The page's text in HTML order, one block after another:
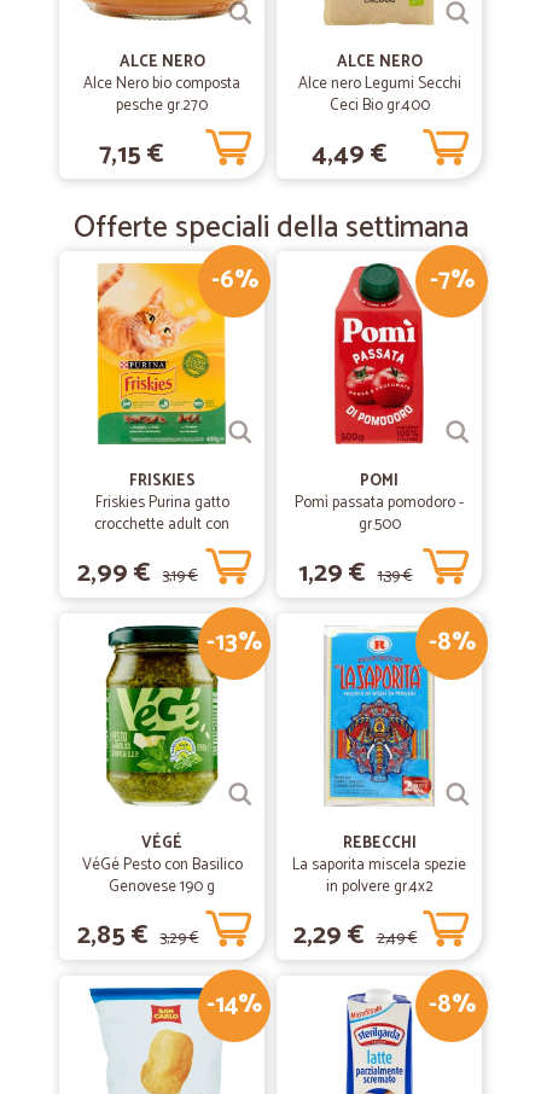
—Maria bruna B.
Una garanzia
È stato facilissimo ordinare e acquistare prodotti che non riuscivo a
trovare nel luogo di mare dove sto villeggiando. La consegna ha
rispettato i brevi tempi previsti. Sono molto soddisfatta.
28/06/2019
—Nicola T.
Risparmio,qualità,convenienza per una…
Risparmio,qualità,convenienza per una azienda seria.Elimina le code
alle casse,stress,caldo.Tutto comodamente da casa.Eccezionale!
18/03/2019
—Silvana beltrami c/o sp S.
Molto precisi e veloci .... sono soddisfatta
ALCE NERO
Alce Nero bio composta
pesche gr.270
7,15 €
ALCE NERO
Alce nero Legumi Secchi
Ceci Bio gr.400
4,49 €
Offerte speciali della settimana
-6%
FRISKIES
Friskies Purina gatto
crocchette adult con
coniglio, pollo e verdure
scatola gr.400
2,99 € 3,19 €
-7%
POMI
Pomì passata pomodoro -
gr.500
1,29 € 1,39 €
-13%
VÉGÉ
VéGé Pesto con Basilico
Genovese 190 g
2,85 € 3,29 €
-8%
REBECCHI
La saporita miscela spezie
in polvere gr.4x2
2,29 € 2,49 €
-14% -8%